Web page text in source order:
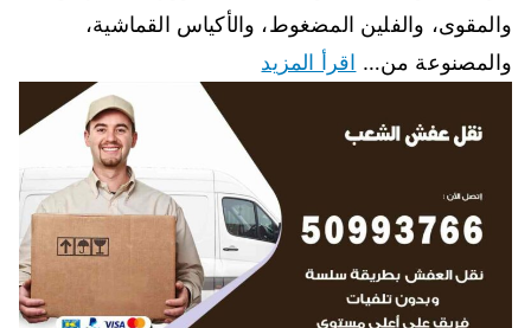
والمقوى، والفلين المضغوط، والأكياس القماشية،
والمصنوعة من… اقرأ المزيد